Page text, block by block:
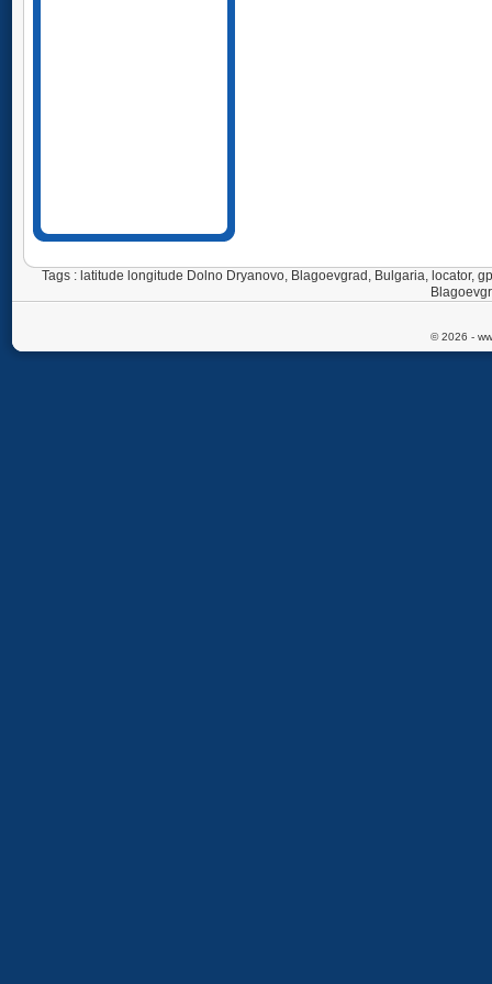
Tags : latitude longitude Dolno Dryanovo, Blagoevgrad, Bulgaria, locator,
© 2026 -